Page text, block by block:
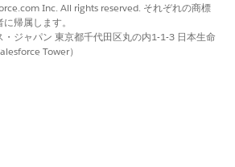
で問題は解決されましたか?
見をお待ちしております。
Inc. All rights reserved. それぞれの商標
帰属します。
ジャパン 東京都千代田区丸の内1-1-3 日本生命
Tower）